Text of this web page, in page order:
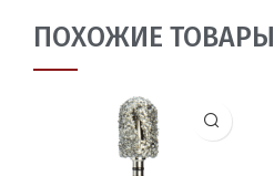
ПОХОЖИЕ ТОВАРЫ